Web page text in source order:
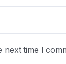
next time I